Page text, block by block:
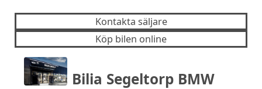
Kontakta säljare
Köp bilen online
Bilia Segeltorp BMW